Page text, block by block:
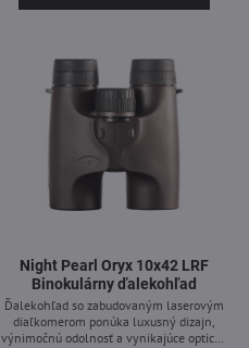
Night Pearl Oryx 10x42 LRF
Binokulárny ďalekohľad
Ďalekohľad so zabudovaným laserovým
diaľkomerom ponúka luxusný dizajn,
výnimočnú odolnosť a vynikajúce optické